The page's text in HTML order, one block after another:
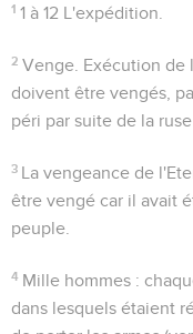
1 1 à 12 L'expédition.
2 Venge . Exécution
doivent être vengés,
péri par suite de la
3 La vengeance de
être vengé car il avait
peuple.
4 Mille hommes :
dans lesquels étaient